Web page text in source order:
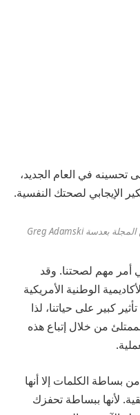
تحسينه في العام الجديد،
أمر مهم لصحتنا. وقد
الوطنية الأمريكية
كبير على حياتنا، لذا
من خلال إتباع هذه
بساطة الكلمات إلا أنها
لأنها ببساطة تحفزك